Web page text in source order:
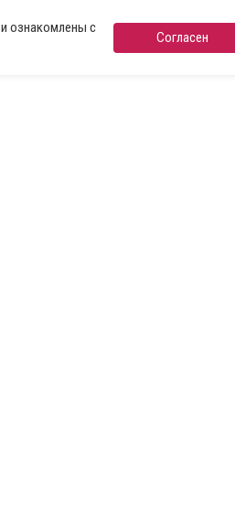
и ознакомлены с
Согласен